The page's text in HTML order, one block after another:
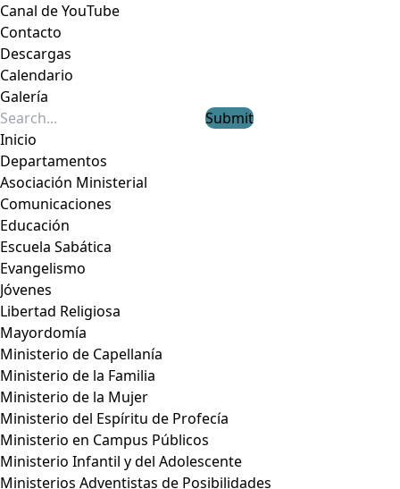
Canal de YouTube
Contacto
Descargas
Calendario
Galería
Submit
Inicio
Departamentos
Asociación Ministerial
Comunicaciones
Educación
Escuela Sabática
Evangelismo
Jóvenes
Libertad Religiosa
Mayordomía
Ministerio de Capellanía
Ministerio de la Familia
Ministerio de la Mujer
Ministerio del Espíritu de Profecía
Ministerio en Campus Públicos
Ministerio Infantil y del Adolescente
Ministerios Adventistas de Posibilidades